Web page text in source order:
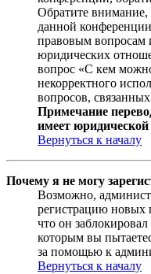
Обратите
данной
правовым вопросам
юридических
вопрос «С кем
некорректного
вопросов,
Примечание
имеет
Вернуться к началу
Почему я не могу
Возможно,
регистрацию новых
что он
которым вы
за помощью к
Вернуться к началу